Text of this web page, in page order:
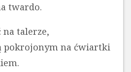
twardo.
na talerze,
pokrojonym na ćwiartki